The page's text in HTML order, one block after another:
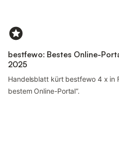
bestfewo: Bestes Online-
2025
Handelsblatt kürt bestfewo 4 x in
bestem Online-Portal“.